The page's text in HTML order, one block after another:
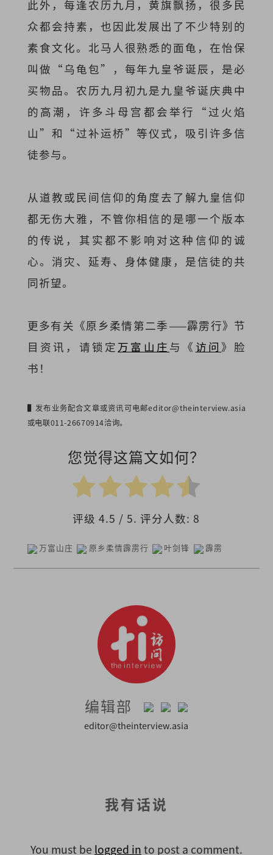
此外，每逢农历九月，黄旗飘扬，很多民
众都会持素，也因此发展出了不少特别的
素食文化。北马人很熟悉的面龟，在怡保
叫做“乌龟包”，每年九皇爷诞辰，是必
买物品。农历九月初九是九皇爷诞庆典中
的高潮，许多斗母宫都会举行“过火焰
山”和“过补运桥”等仪式，吸引许多信
徒参与。
从道教或民间信仰的角度去了解九皇信仰
都无伤大雅，不管你相信的是哪一个版本
的传说，其实都不影响对这种信仰的诚
心。消灾、延寿、身体健康，是信徒的共
同祈望。
更多有关《原乡柔情第二季——霹雳行》节
目资讯，请锁定 万富山庄 与《 访问》脸
书！
▌发布业务配合文章或资讯可电邮editor@theinterview.asia
或电联011-26670914洽询。
您觉得这篇文如何？
评级4.5 / 5. 评分人数: 8
万富山庄 原乡柔情霹雳行 叶剑锋 霹雳
编辑部
editor@theinterview.asia
我有话说
You must be logged in to post a comment.